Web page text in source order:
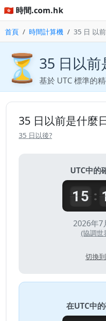
🇭🇰 時間.com.hk
首頁 時間計算機 35 日 以前
⏳ 35 日以前
基於 UTC 標準的
35 日以前是什麼
35 日以後?
UTC中的
15:
2026年7
(協調世
切換
在UTC中